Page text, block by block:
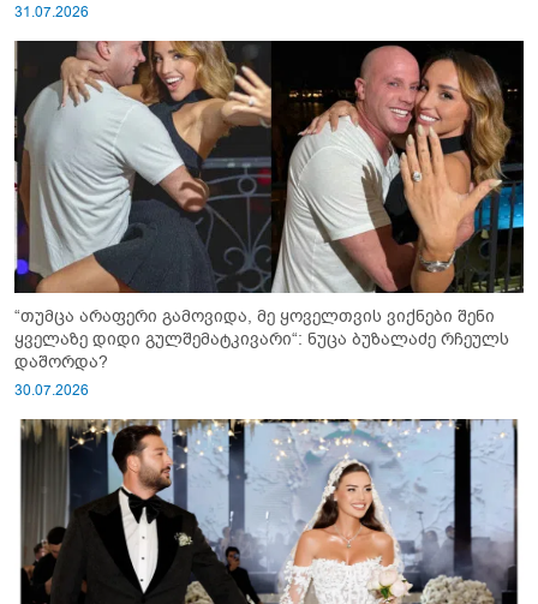
31.07.2026
“თუმცა არაფერი გამოვიდა, მე ყოველთვის ვიქნები შენი
ყველაზე დიდი გულშემატკივარი“: ნუცა ბუზალაძე რჩეულს
დაშორდა?
30.07.2026